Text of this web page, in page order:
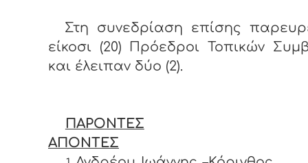
Στη συνεδρίαση επίσης
είκοσι (20) Πρόεδροι Τοπικών
και έλειπαν δύο (2).
ΠΑΡΟΝΤΕΣ
ΑΠΟΝΤΕΣ